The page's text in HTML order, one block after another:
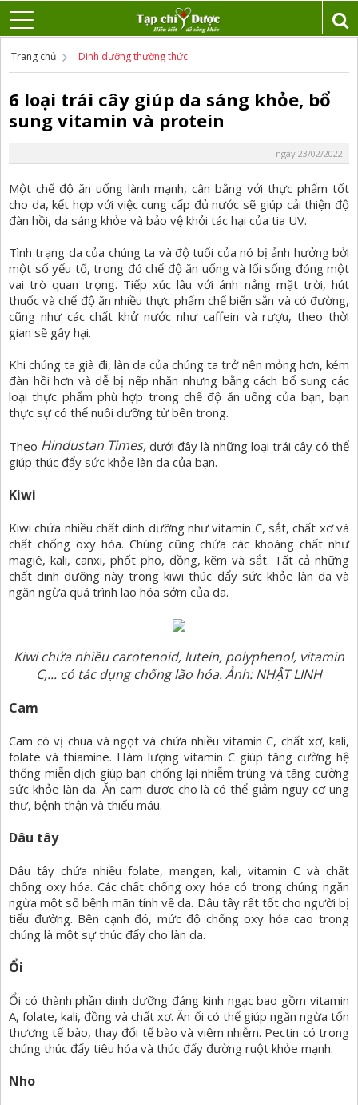
Trang chủ Dinh dưỡng thường thức
6 loại trái cây giúp da sáng khỏe, bổ
sung vitamin và protein
ngày 23/02/2022
Một chế độ ăn uống lành mạnh, cân bằng với thực phẩm tốt
cho da, kết hợp với việc cung cấp đủ nước sẽ giúp cải thiện độ
đàn hồi, da sáng khỏe và bảo vệ khỏi tác hại của tia UV.
Tình trạng da của chúng ta và độ tuổi của nó bị ảnh hưởng bởi
một số yếu tố, trong đó chế độ ăn uống và lối sống đóng một
vai trò quan trọng. Tiếp xúc lâu với ánh nắng mặt trời, hút
thuốc và chế độ ăn nhiều thực phẩm chế biến sẵn và có đường,
cũng như các chất khử nước như caffein và rượu, theo thời
gian sẽ gây hại.
Khi chúng ta già đi, làn da của chúng ta trở nên mỏng hơn, kém
đàn hồi hơn và dễ bị nếp nhăn nhưng bằng cách bổ sung các
loại thực phẩm phù hợp trong chế độ ăn uống của bạn, bạn
thực sự có thể nuôi dưỡng từ bên trong.
Theo Hindustan Times, dưới đây là những loại trái cây có thể
giúp thúc đẩy sức khỏe làn da của bạn.
Kiwi
Kiwi chứa nhiều chất dinh dưỡng như vitamin C, sắt, chất xơ và
chất chống oxy hóa. Chúng cũng chứa các khoáng chất như
magiê, kali, canxi, phốt pho, đồng, kẽm và sắt. Tất cả những
chất dinh dưỡng này trong kiwi thúc đẩy sức khỏe làn da và
ngăn ngừa quá trình lão hóa sớm của da.
Kiwi chứa nhiều carotenoid, lutein, polyphenol, vitamin
C,... có tác dụng chống lão hóa. Ảnh: NHẬT LINH
Cam
Cam có vị chua và ngọt và chứa nhiều vitamin C, chất xơ, kali,
folate và thiamine. Hàm lượng vitamin C giúp tăng cường hệ
thống miễn dịch giúp bạn chống lại nhiễm trùng và tăng cường
sức khỏe làn da. Ăn cam được cho là có thể giảm nguy cơ ung
thư, bệnh thận và thiếu máu.
Dâu tây
Dâu tây chứa nhiều folate, mangan, kali, vitamin C và chất
chống oxy hóa. Các chất chống oxy hóa có trong chúng ngăn
ngừa một số bệnh mãn tính về da. Dâu tây rất tốt cho người bị
tiểu đường. Bên cạnh đó, mức độ chống oxy hóa cao trong
chúng là một sự thúc đẩy cho làn da.
Ổi
Ổi có thành phần dinh dưỡng đáng kinh ngạc bao gồm vitamin
A, folate, kali, đồng và chất xơ. Ăn ổi có thể giúp ngăn ngừa tổn
thương tế bào, thay đổi tế bào và viêm nhiễm. Pectin có trong
chúng thúc đẩy tiêu hóa và thúc đẩy đường ruột khỏe mạnh.
Nho